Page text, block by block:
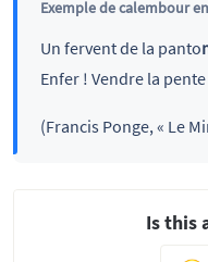
Exemple de calembour
Un fervent de la panto
Enfer ! Vendre la
(Francis Ponge, « Le
Is this